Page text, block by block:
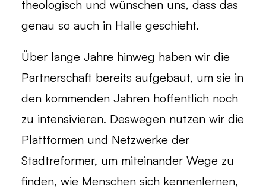
theologisch und wünschen uns, dass das
genau so auch in Halle geschieht.
Über lange Jahre hinweg haben wir die
Partnerschaft bereits aufgebaut, um sie in
den kommenden Jahren hoffentlich noch
zu intensivieren. Deswegen nutzen wir die
Plattformen und Netzwerke der
Stadtreformer, um miteinander Wege zu
finden, wie Menschen sich kennenlernen,